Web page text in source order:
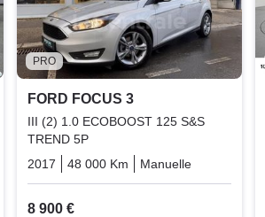
PRO
FORD FOCUS 3
III (2) 1.0 ECOBOOST 125 S&S
TREND 5P
2017
48 000 Km Manuelle
8 900 €